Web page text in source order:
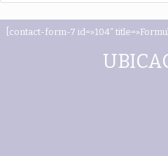
[contact-form-7 id=»104″